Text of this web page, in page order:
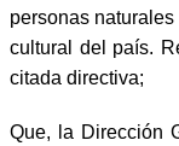
personas
cultural del país.
citada directiva;
Que, la Dirección